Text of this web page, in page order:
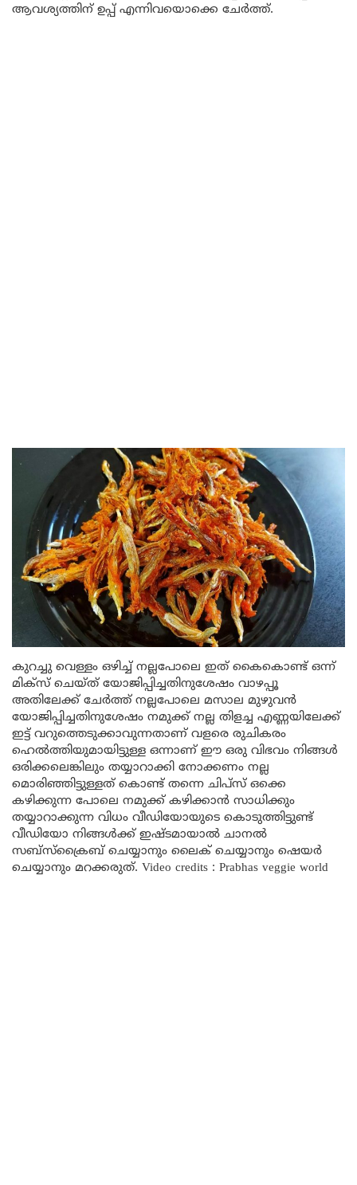
ആവശ്യത്തിന് ഉപ്പ് എന്നിവയൊക്കെ ചേർത്ത്.
കുറച്ചു വെള്ളം ഒഴിച്ച് നല്ലപോലെ ഇത് കൈകൊണ്ട് ഒന്ന്
മിക്സ് ചെയ്ത് യോജിപ്പിച്ചതിനുശേഷം വാഴപ്പൂ
അതിലേക്ക് ചേർത്ത് നല്ലപോലെ മസാല മുഴുവൻ
യോജിപ്പിച്ചതിനുശേഷം നമുക്ക് നല്ല തിളച്ച എണ്ണയിലേക്ക്
ഇട്ട് വറുത്തെടുക്കാവുന്നതാണ് വളരെ രുചികരം
ഹെൽത്തിയുമായിട്ടുള്ള ഒന്നാണ് ഈ ഒരു വിഭവം നിങ്ങൾ
ഒരിക്കലെങ്കിലും തയ്യാറാക്കി നോക്കണം നല്ല
മൊരിഞ്ഞിട്ടുള്ളത് കൊണ്ട് തന്നെ ചിപ്സ് ഒക്കെ
കഴിക്കുന്ന പോലെ നമുക്ക് കഴിക്കാൻ സാധിക്കും
തയ്യാറാക്കുന്ന വിധം വീഡിയോയുടെ കൊടുത്തിട്ടുണ്ട്
വീഡിയോ നിങ്ങൾക്ക് ഇഷ്ടമായാൽ ചാനൽ
സബ്സ്ക്രൈബ് ചെയ്യാനും ലൈക് ചെയ്യാനും ഷെയർ
ചെയ്യാനും മറക്കരുത്. Video credits : Prabhas veggie world